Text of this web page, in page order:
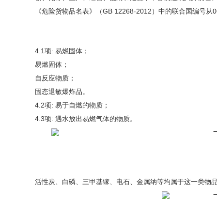
《危险货物品名表》（GB 12268-2012）中的联合国编号
4.1项: 易燃固体；
易燃固体；
自反应物质；
固态退敏爆炸品。
4.2项: 易于自燃的物质；
4.3项: 遇水放出易燃气体的物质。
活性炭、白磷、三甲基镓、电石、金属纳等均属于这一类物